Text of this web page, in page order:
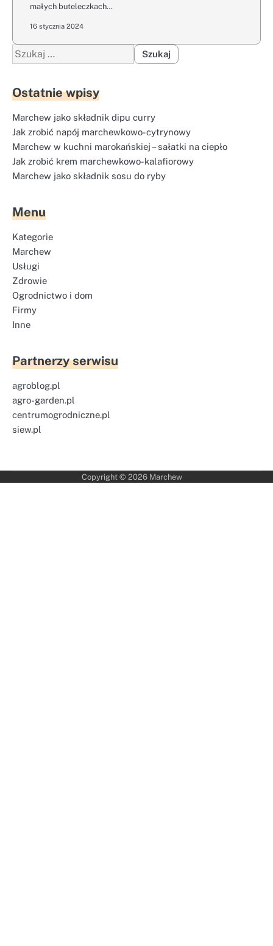
małych buteleczkach…
16 stycznia 2024
Szukaj:
Ostatnie wpisy
Marchew jako składnik dipu curry
Jak zrobić napój marchewkowo-cytrynowy
Marchew w kuchni marokańskiej – sałatki na ciepło
Jak zrobić krem marchewkowo-kalafiorowy
Marchew jako składnik sosu do ryby
Menu
Kategorie
Marchew
Usługi
Zdrowie
Ogrodnictwo i dom
Firmy
Inne
Partnerzy serwisu
agroblog.pl
agro-garden.pl
centrumogrodniczne.pl
siew.pl
Copyright © 2026 Marchew